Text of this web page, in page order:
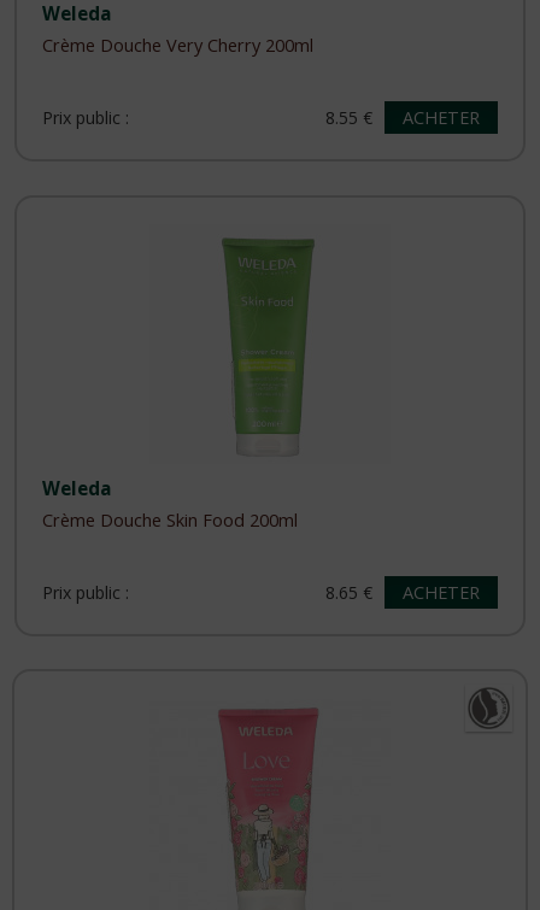
Weleda
Crème Douche Very Cherry 200ml
Prix public : 8.55 € ACHETER
Weleda
Crème Douche Skin Food 200ml
Prix public : 8.65 € ACHETER